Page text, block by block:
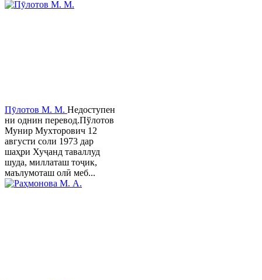
Пӯлотов М. М. Недоступен
ни однин перевод.Пўлотов
Мунир Мухторович 12
августи соли 1973 дар
шаҳри Хуҷанд таваллуд
шуда, миллаташ тоҷик,
маълумоташ олӣ меб...